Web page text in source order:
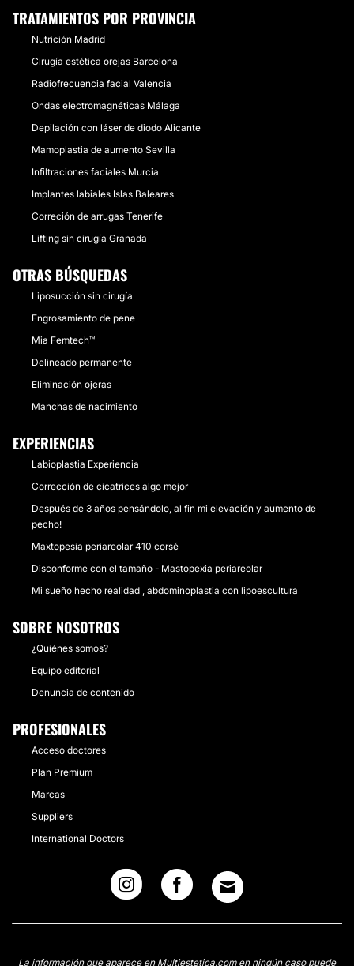
remodélate. Temperatura corporal -10 º. Las células
de grasa cristalizan y liberando la grasa congelada.
Elimina tallas desde la primera sesión, no aparece
flacidez con el tratamiento de crioterapia abdomen,
CONTACTAR
ELIMINAR GRASA LOCALIZADA
Tratamientos para eliminar grasa localizada .
Contamos con diferentes tratamientos de acuerdo al
tipo de grasa . Mesoterapia enzimática, Crioterapia,
Criolipolisis, Hidrolipoclásia
CONTACTAR
TRATAMIENTOS POR PROVINCIA
Nutrición Madrid
Cirugía estética orejas Barcelona
Radiofrecuencia facial Valencia
Ondas electromagnéticas Málaga
Depilación con láser de diodo Alicante
Mamoplastia de aumento Sevilla
Infiltraciones faciales Murcia
Implantes labiales Islas Baleares
Correción de arrugas Tenerife
Lifting sin cirugía Granada
OTRAS BÚSQUEDAS
Liposucción sin cirugía
Engrosamiento de pene
Mia Femtech™
Delineado permanente
Eliminación ojeras
Manchas de nacimiento
EXPERIENCIAS
Labioplastia Experiencia
Corrección de cicatrices algo mejor
Después de 3 años pensándolo, al fin mi elevación y aumento de
pecho!
Maxtopesia periareolar 410 corsé
Disconforme con el tamaño - Mastopexia periareolar
Mi sueño hecho realidad , abdominoplastia con lipoescultura
SOBRE NOSOTROS
¿Quiénes somos?
Equipo editorial
Denuncia de contenido
PROFESIONALES
Acceso doctores
Plan Premium
Marcas
Suppliers
International Doctors
La información que aparece en Multiestetica.com en ningún caso puede